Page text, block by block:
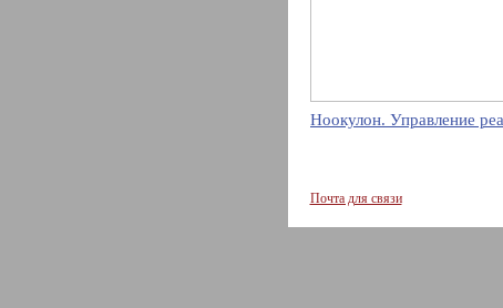
Ноокулон. Управление
Почта для связи